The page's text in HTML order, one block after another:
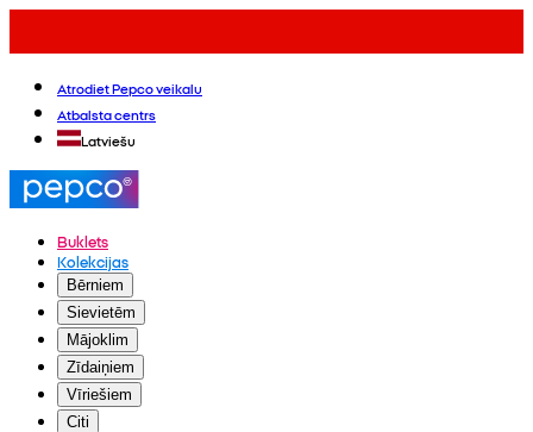
Atrodiet Pepco veikalu
Atbalsta centrs
Latviešu
Buklets
Kolekcijas
Bērniem
Sievietēm
Mājoklim
Zīdaiņiem
Vīriešiem
Citi